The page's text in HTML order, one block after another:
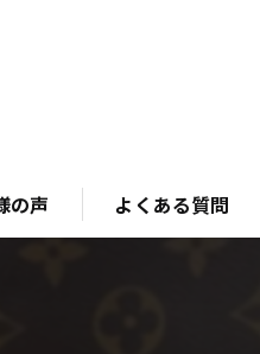
の声 よくある質問